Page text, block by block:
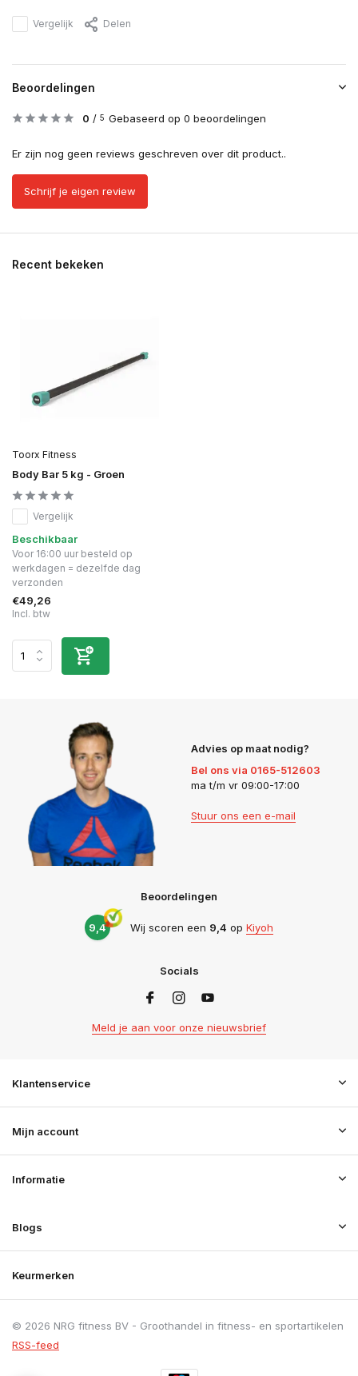
Vergelijk Delen
Beoordelingen
0 / 5 Gebaseerd op 0 beoordelingen
Er zijn nog geen reviews geschreven over dit product..
Schrijf je eigen review
Recent bekeken
Toorx Fitness
Body Bar 5 kg - Groen
Vergelijk
Beschikbaar
Voor 16:00 uur besteld op
werkdagen = dezelfde dag
verzonden
€49,26
Incl. btw
Advies op maat nodig?
Bel ons via 0165-512603
ma t/m vr 09:00-17:00
Stuur ons een e-mail
Beoordelingen
9,4 Wij scoren een 9,4 op Kiyoh
Socials
Meld je aan voor onze nieuwsbrief
Klantenservice
Mijn account
Informatie
Blogs
Keurmerken
© 2026 NRG fitness BV - Groothandel in fitness- en sportartikelen
RSS-feed